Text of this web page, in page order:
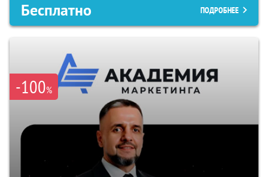
Бесплатно ПОДРОБНЕЕ
-100%